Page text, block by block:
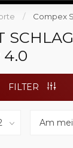
/ Compex
4.0
FILTER